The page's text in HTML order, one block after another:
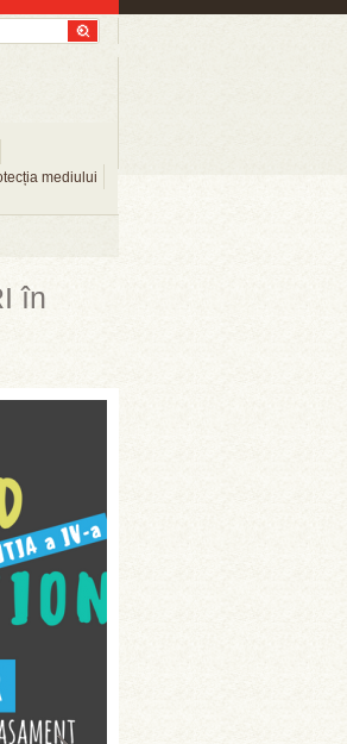
mediului
în